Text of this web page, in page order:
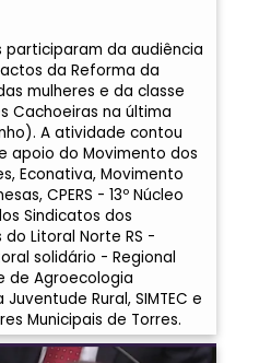
participaram da audiência
da Reforma da
mulheres e da classe
Cachoeiras na última
A atividade contou
apoio do Movimento dos
Econativa, Movimento
CPERS - 13º Núcleo
Sindicatos dos
do Litoral Norte RS -
solidário - Regional
de Agroecologia
Juventude Rural, SIMTEC e
Municipais de Torres.